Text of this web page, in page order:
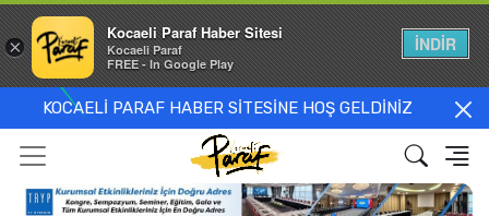
KOCAELİ PARAF HABER SİTESİNE HOŞ GELDİNİZ
×
Kocaeli Paraf Haber Sitesi
Kocaeli Paraf
FREE - In Google Play
İNDİR